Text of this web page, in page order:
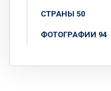
СТРАНЫ 50
ФОТОГРАФИИ 94